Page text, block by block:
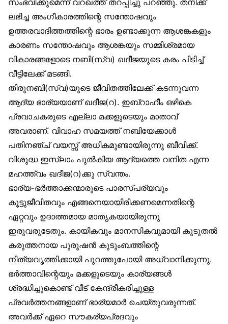
ലഭിച്ച അംഗീകാരത്തിന്റെ സന്തോഷവും
ഉത്തരവാദിത്തത്തിന്റെ ഭാരം ഉണ്ടാക്കുന്ന ആശങ്കകളും
കാരണം സന്തോഷവും ആശങ്കയും സമ്മിശ്രമായ
വികാരങ്ങളോടെ നബി(സ്വ) ഖദീജയുടെ കരം പിടിച്ച്
വീട്ടിലേക്ക് മടങ്ങി.
തിരുനബി(സ്വ)യുടെ ജീവിതത്തിലേക്ക് കടന്നുവന്ന
ആദ്യ ഭാര്യയാണ് ഖദീജ(റ). ഇബ്‌റാഹീം ഒഴികെ
പ്രവാചകരുടെ എല്ലാ മക്കളുടെയും മാതാവ്
അവരാണ്. വിവാഹ സമയത്ത് നബിയേക്കാൾ
പതിനഞ്ച് വയസ്സ് അധികമുണ്ടായിരുന്നു ബീവിക്ക്.
വിശുദ്ധ ഇസ്‌ലാം പുൽകിയ ആദ്യത്തെ വനിത എന്ന
മഹത്ത്വം ഖദീജ(റ)ക്കു സ്വന്തം.
ഭാര്യ-ഭർത്താക്കന്മാരുടെ പാരസ്പര്യവും
കൂട്ടുജീവിതവും എങ്ങനെയായിരിക്കണമെന്നതിന്റെ
ഏറ്റവും ഉദാത്തമായ മാതൃകയായിരുന്നു
ഇരുവരുടേതും. കായികവും മാനസികവുമായി കൂടുതൽ
കരുത്തനായ പുരുഷൻ കുടുംബത്തിന്റെ
നിത്യവൃത്തിക്കായി പുറത്തുപോയി അധ്വാനിക്കുന്നു.
ഭർത്താവിന്റെയും മക്കളുടെയും കാര്യങ്ങൾ
ശ്രദ്ധിച്ചുകൊണ്ട് വീട് കേന്ദ്രീകരിച്ചുള്ള
പ്രവർത്തനങ്ങളാണ് ഭാര്യമാർ ചെയ്തുവരുന്നത്.
അവർക്ക് ഏറെ സൗകര്യപ്രദവും